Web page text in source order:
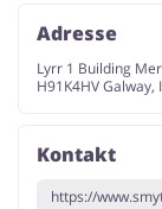
Adresse
Lyrr 1 Building
H91K4HV Galway,
Kontakt
https://